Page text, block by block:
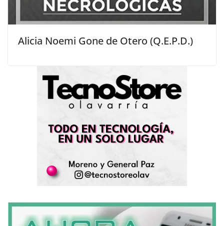
Alicia Noemi Gone de Otero (Q.E.P.D.)